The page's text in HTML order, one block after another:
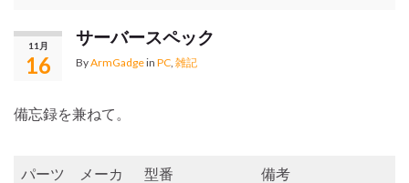
11月
16
サーバースペック
ByArmGadgein PC 雑記
備忘録を兼ねて。
パーツ
メーカ
型番 備考